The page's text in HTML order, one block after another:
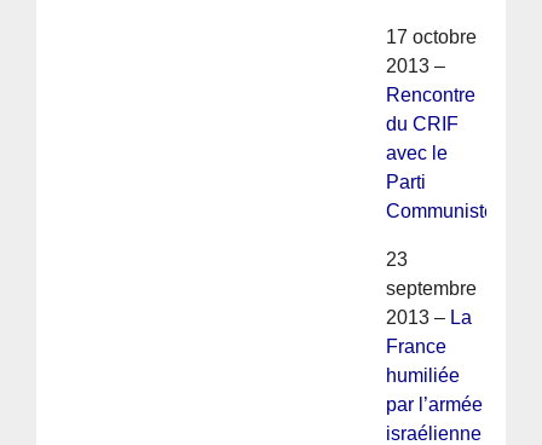
17 octobre
2013 –
Rencontre
du CRIF
avec le
Parti
Communiste
23
septembre
2013 – La
France
humiliée
par l’armée
israélienne